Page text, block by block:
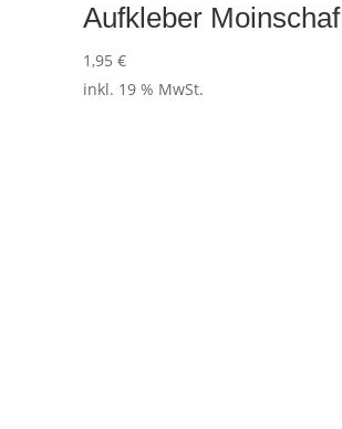
Aufkleber Moinschaf
1,95€
inkl. 19 % MwSt.